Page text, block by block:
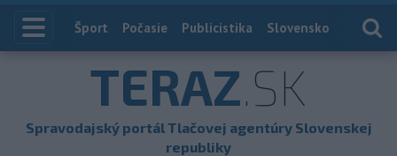
Index
Šport Počasie Publicistika Slovensko
TERAZ.SK
Spravodajský portál Tlačovej agentúry Slovenskej
republiky